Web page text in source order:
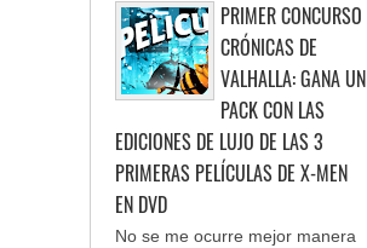
PRIMER CONCURSO
CRÓNICAS DE
VALHALLA: GANA UN
PACK CON LAS
EDICIONES DE LUJO DE LAS 3
PRIMERAS PELÍCULAS DE X-MEN
EN DVD
No se me ocurre mejor manera